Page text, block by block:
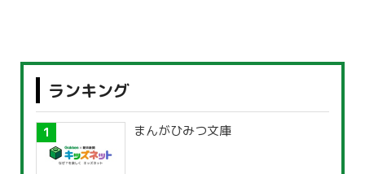
ランキング
まんがひみつ文庫